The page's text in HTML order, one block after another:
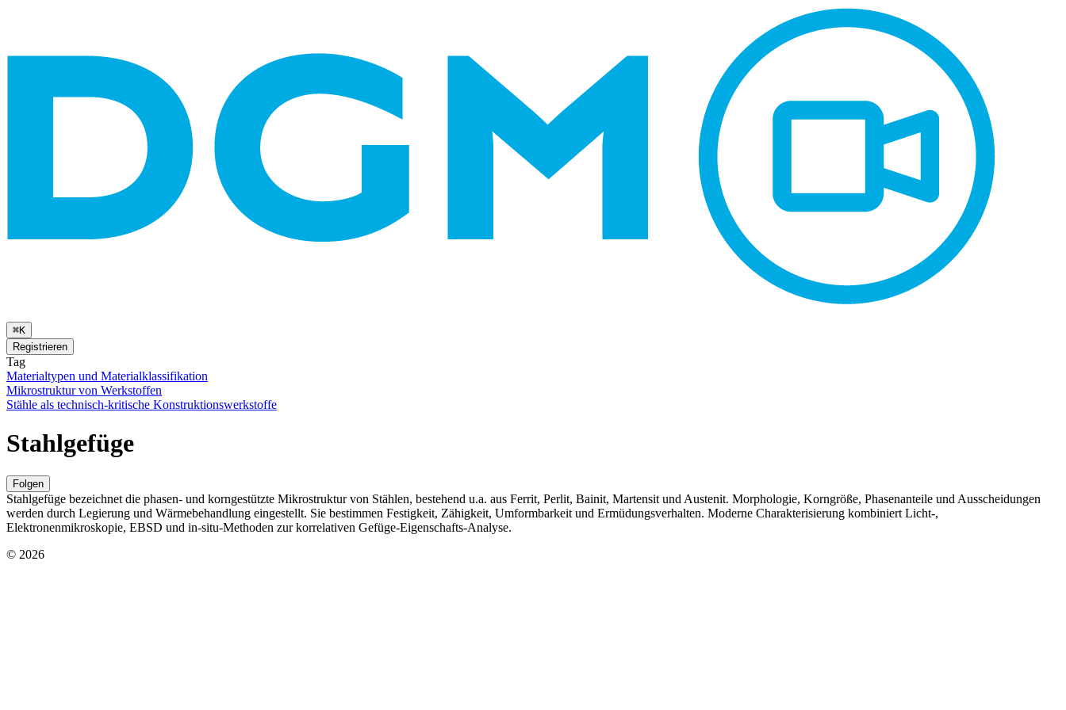
⌘K
Registrieren
Tag
Materialtypen und Materialklassifikation
Mikrostruktur von Werkstoffen
Stähle als technisch-kritische Konstruktionswerkstoffe
Stahlgefüge
Folgen
Stahlgefüge bezeichnet die phasen- und korngestützte Mikrostruktur von Stählen, bestehend u.a. aus Ferrit, Perlit, Bainit, Martensit und Austenit. Morphologie, Korngröße, Phasenanteile und Ausscheidungen
werden durch Legierung und Wärmebehandlung eingestellt. Sie bestimmen Festigkeit, Zähigkeit, Umformbarkeit und Ermüdungsverhalten. Moderne Charakterisierung kombiniert Licht‑,
Elektronenmikroskopie, EBSD und in‑situ‑Methoden zur korrelativen Gefüge‑Eigenschafts‑Analyse.
© 2026